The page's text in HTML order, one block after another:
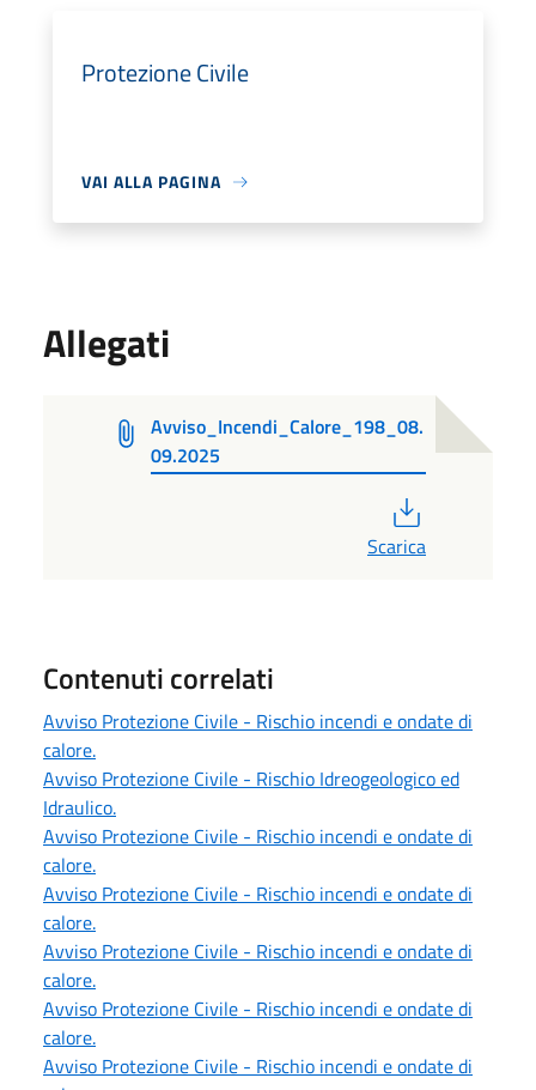
Protezione Civile
VAI ALLA PAGINA
Allegati
Avviso_Incendi_Calore_198_08.
09.2025
Scarica
Contenuti correlati
Avviso Protezione Civile - Rischio incendi e ondate di
calore.
Avviso Protezione Civile - Rischio Idreogeologico ed
Idraulico.
Avviso Protezione Civile - Rischio incendi e ondate di
calore.
Avviso Protezione Civile - Rischio incendi e ondate di
calore.
Avviso Protezione Civile - Rischio incendi e ondate di
calore.
Avviso Protezione Civile - Rischio incendi e ondate di
calore.
Avviso Protezione Civile - Rischio incendi e ondate di